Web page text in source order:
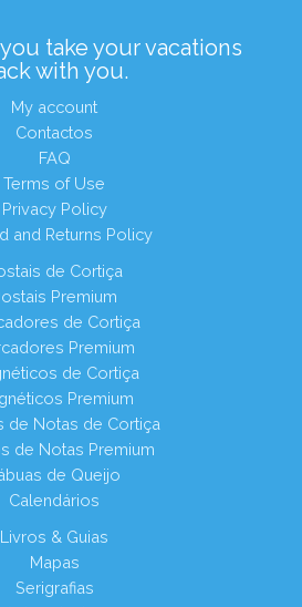
take your vacations
with you.
My account
Contactos
FAQ
Terms of Use
Privacy Policy
and Returns Policy
de Cortiça
Premium
de Cortiça
Premium
de Cortiça
Premium
de Notas de Cortiça
de Notas Premium
de Queijo
Calendários
Livros & Guias
Mapas
Serigrafias